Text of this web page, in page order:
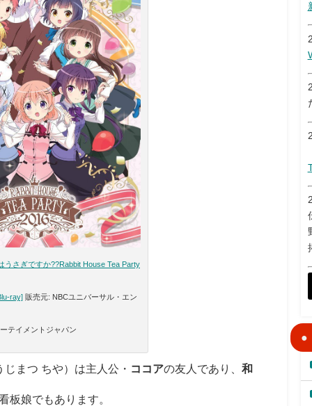
うさぎですか??Rabbit House Tea Party
ray] 販売元: NBCユニバーサル・エン
テイメントジャパン
じまつ ちや）は主人公・ ココアの友人であり、和
板娘でもあります。